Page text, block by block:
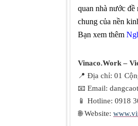
quan nhà nước đề
chung của nền
Bạn xem thêm
Vinaco.Work –
📍 Địa chỉ: 01
📧 Email:
📱 Hotline: 0918
🌐Website: